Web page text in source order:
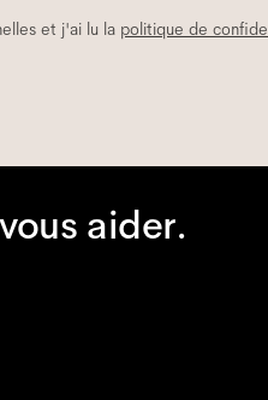
et j'ai lu la politique de
aider.